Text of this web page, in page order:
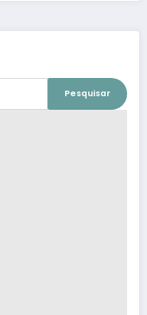
Pesquisar